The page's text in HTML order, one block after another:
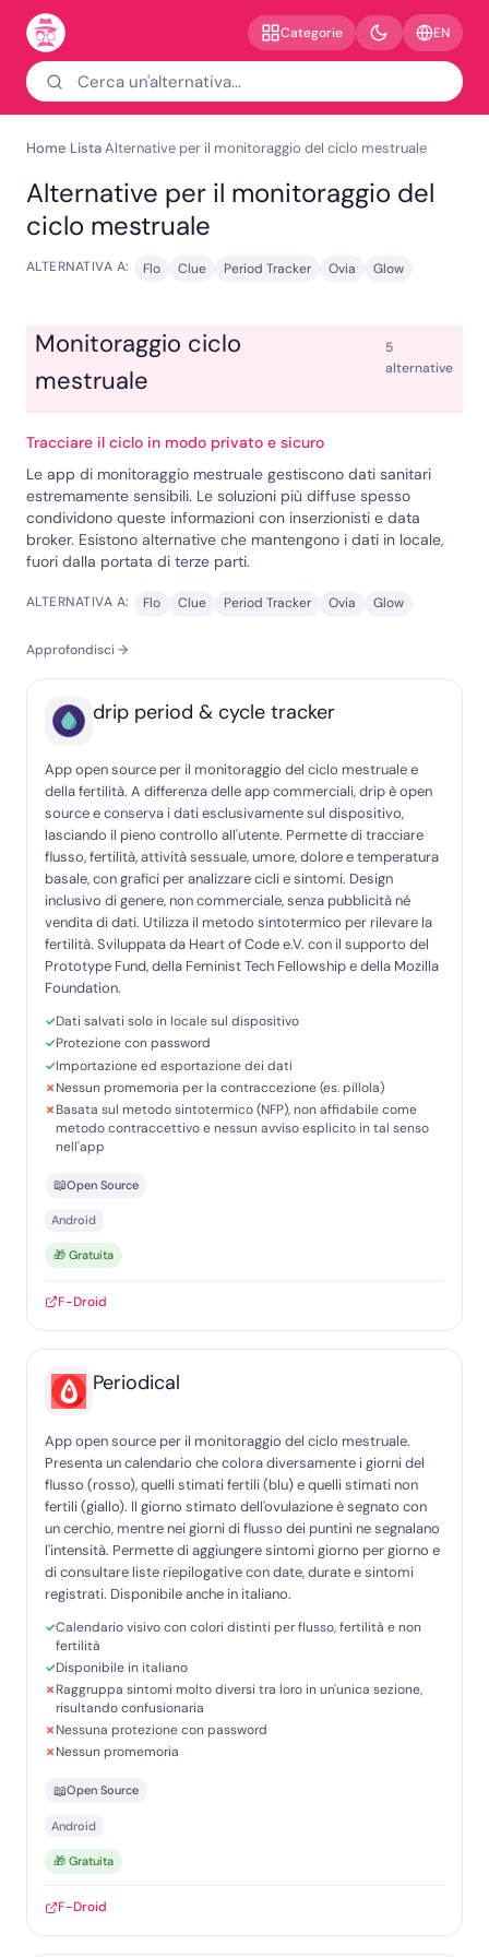
Categorie EN
Home ListaAlternative per il monitoraggio del ciclo mestruale
Alternative per il monitoraggio del
ciclo mestruale
ALTERNATIVA A: Flo Clue Period Tracker Ovia Glow
Monitoraggio ciclo
mestruale
5
alternative
Tracciare il ciclo in modo privato e sicuro
Le app di monitoraggio mestruale gestiscono dati sanitari
estremamente sensibili. Le soluzioni più diffuse spesso
condividono queste informazioni con inserzionisti e data
broker. Esistono alternative che mantengono i dati in locale,
fuori dalla portata di terze parti.
ALTERNATIVA A: Flo Clue Period Tracker Ovia Glow
Approfondisci →
drip period & cycle tracker
App open source per il monitoraggio del ciclo mestruale e
della fertilità. A differenza delle app commerciali, drip è open
source e conserva i dati esclusivamente sul dispositivo,
lasciando il pieno controllo all'utente. Permette di tracciare
flusso, fertilità, attività sessuale, umore, dolore e temperatura
basale, con grafici per analizzare cicli e sintomi. Design
inclusivo di genere, non commerciale, senza pubblicità né
vendita di dati. Utilizza il metodo sintotermico per rilevare la
fertilità. Sviluppata da Heart of Code e.V. con il supporto del
Prototype Fund, della Feminist Tech Fellowship e della Mozilla
Foundation.
Dati salvati solo in locale sul dispositivo
Protezione con password
Importazione ed esportazione dei dati
Nessun promemoria per la contraccezione (es. pillola)
Basata sul metodo sintotermico (NFP), non affidabile come
metodo contraccettivo e nessun avviso esplicito in tal senso
nell'app
📖Open Source
Android
🎁 Gratuita
F-Droid
Periodical
App open source per il monitoraggio del ciclo mestruale.
Presenta un calendario che colora diversamente i giorni del
flusso (rosso), quelli stimati fertili (blu) e quelli stimati non
fertili (giallo). Il giorno stimato dell'ovulazione è segnato con
un cerchio, mentre nei giorni di flusso dei puntini ne segnalano
l'intensità. Permette di aggiungere sintomi giorno per giorno e
di consultare liste riepilogative con date, durate e sintomi
registrati. Disponibile anche in italiano.
Calendario visivo con colori distinti per flusso, fertilità e non
fertilità
Disponibile in italiano
Raggruppa sintomi molto diversi tra loro in un'unica sezione,
risultando confusionaria
Nessuna protezione con password
Nessun promemoria
📖Open Source
Android
🎁 Gratuita
F-Droid